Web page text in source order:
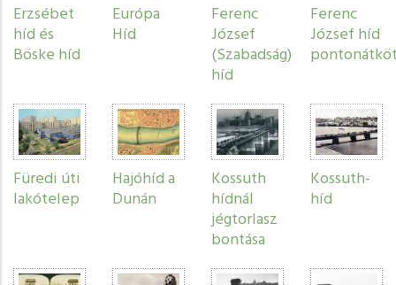
Erzsébet
híd és
Böske híd
Európa
Híd
Ferenc
József
(Szabadság)
híd
Ferenc
József híd
Füredi úti
lakótelep
Hajóhíd a
Dunán
Kossuth
hídnál
jégtorlasz
bontása
Kossuth-
híd